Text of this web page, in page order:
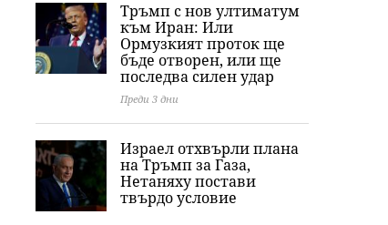
Тръмп с нов ултиматум
към Иран: Или
Ормузкият проток ще
бъде отворен, или ще
последва силен удар
Преди 3 дни
Израел отхвърли плана
на Тръмп за Газа,
Нетаняху постави
твърдо условие